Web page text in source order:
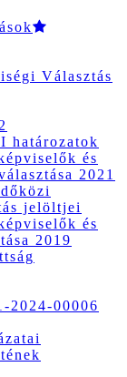
Választás
határozatok
és
2021
jelöltjei
és
2019
2024-00006